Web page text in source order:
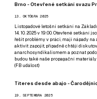
Brno - Otevřené setkání svazu
13. OKTÓBRA 2025
Listopadové letošní setkání na
14. 10. 2025 v 19:00. Otevřené
řešit problémy v práci, mají nápady
aktivit zapojit, případně chtějí
anarchosyndikalismem a poznat
budou také naše propagační
(FB událost)
Títeres desde abajo -
19. SEPTEMBRA 2025